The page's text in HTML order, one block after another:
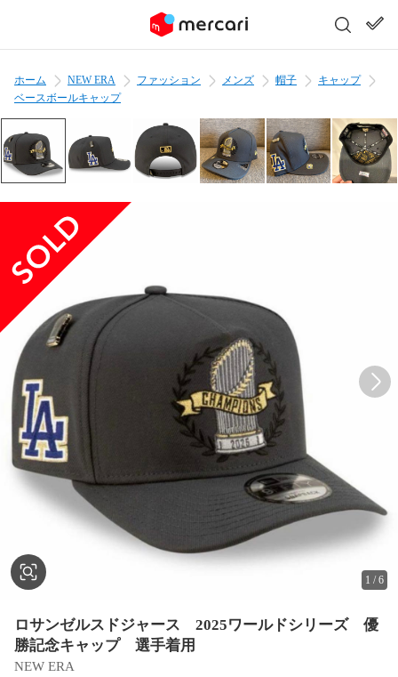
ホーム NEW ERA ファッション メンズ 帽子
キャップ
ベースボールキャップ
1 /6
ロサンゼルスドジャース 2025ワールドシリーズ 優
勝記念キャップ 選手着用
NEW ERA